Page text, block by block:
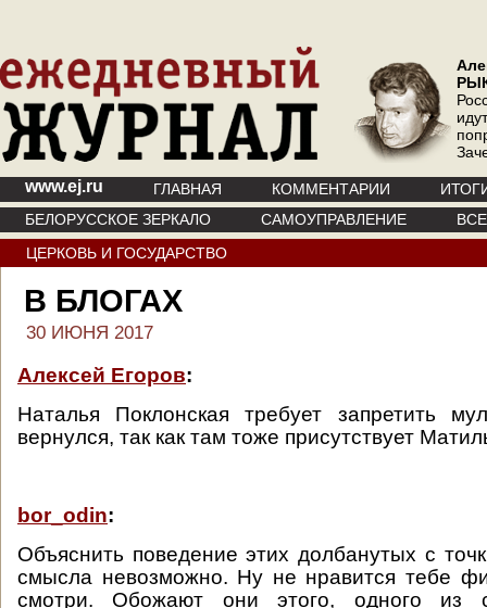
www.ej.ru ГЛАВНАЯ КОММЕНТАРИИ
БЕЛОРУССКОЕ ЗЕРКАЛО
САМОУПРАВЛЕНИЕ
ЦЕРКОВЬ И ГОСУДАРСТВО
В БЛОГАХ
30 ИЮНЯ 2017
Алексей Егоров:
Наталья Поклонская требует запретить
вернулся, так как там тоже присутствует
bor_odin:
Объяснить поведение этих долбанутых с
смысла невозможно. Ну не нравится тебе
смотри. Обожают они этого, одного из